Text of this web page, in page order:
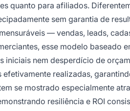
quanto para afiliados.
sem garantia de
— vendas, leads,
esse modelo baseado
iniciais nem desperdício de
efetivamente realizadas,
se mostrado especialmente
resiliência e ROI